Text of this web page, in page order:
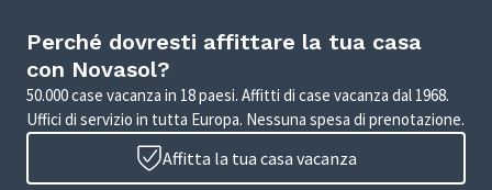
Perché dovresti affittare la tua casa
con Novasol?
50.000 case vacanza in 18 paesi. Affitti di case vacanza dal 1968.
Uffici di servizio in tutta Europa. Nessuna spesa di prenotazione.
Affitta la tua casa vacanza